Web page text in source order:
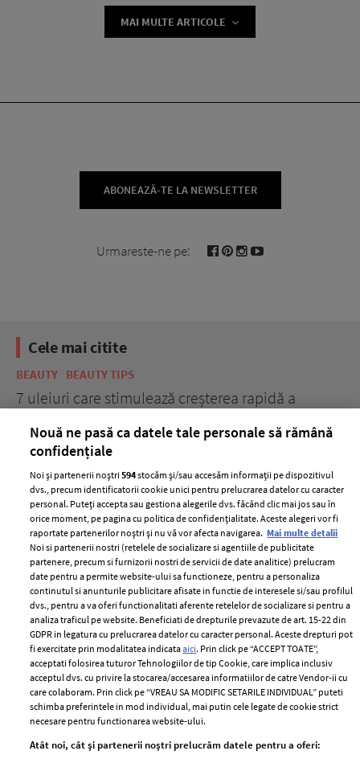
MAI MULTE ARTICOLE
ABONEAZĂ-TE LA NEWSLETTER
Urmareste-ne pe:
Cele mai citite
BEAUTY BEAUTY TIPS
7 uleiuri care stimulează creșterea rapidă a
ELLE Style Awards
2024
Despre ELLE
Romania
Contact
Abonamente
Termeni si conditii
Politica de
confidențialitate
Politica de cookies
Publicitate
femei
Nouă ne pasă ca datele tale personale să rămână
confidențiale
Noi și partenerii noștri594stocăm și/sau accesăm informații pe dispozitivul
dvs., precum identificatorii cookie unici pentru prelucrarea datelor cu caracter
personal. Puteți accepta sau gestiona alegerile dvs. făcând clic mai jos sau în
orice moment, pe pagina cu politica de confidențialitate. Aceste alegeri vor fi
raportate partenerilor noștri și nu vă vor afecta navigarea. Mai multe detalii
Noi si partenerii nostri (retelele de socializare si agentiile de publicitate
partenere, precum si furnizorii nostri de servicii de date analitice) prelucram
date pentru a permite website-ului sa functioneze, pentru a personaliza
continutul si anunturile publicitare afisate in functie de interesele si/sau profilul
dvs., pentru a va oferi functionalitati aferente retelelor de socializare si pentru a
analiza traficul pe website. Beneficiati de drepturile prevazute de art. 15-22 din
GDPR in legatura cu prelucrarea datelor cu caracter personal. Aceste drepturi pot
fi exercitate prin modalitatea indicataaici. Prin click pe “ACCEPT TOATE”,
acceptati folosirea tuturor Tehnologiilor de tip Cookie, care implica inclusiv
acceptul dvs. cu privire la stocarea/accesarea informatiilor de catre Vendor-ii cu
care colaboram. Prin click pe “VREAU SA MODIFIC SETARILE INDIVIDUAL” puteti
schimba preferintele in mod individual, mai putin cele legate de cookie strict
necesare pentru functionarea website-ului.
Atât noi, cât și partenerii noștri prelucrăm datele pentru a oferi: